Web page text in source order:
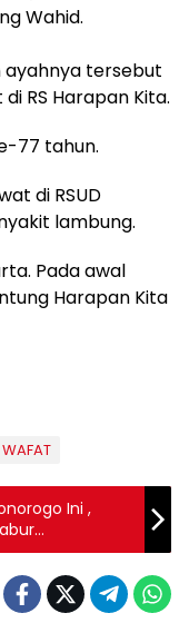
Wahid.
tersebut
RS Harapan Kita.
77 tahun.
di RSUD
lambung.
Pada awal
Harapan Kita
WAFAT
Ini ,